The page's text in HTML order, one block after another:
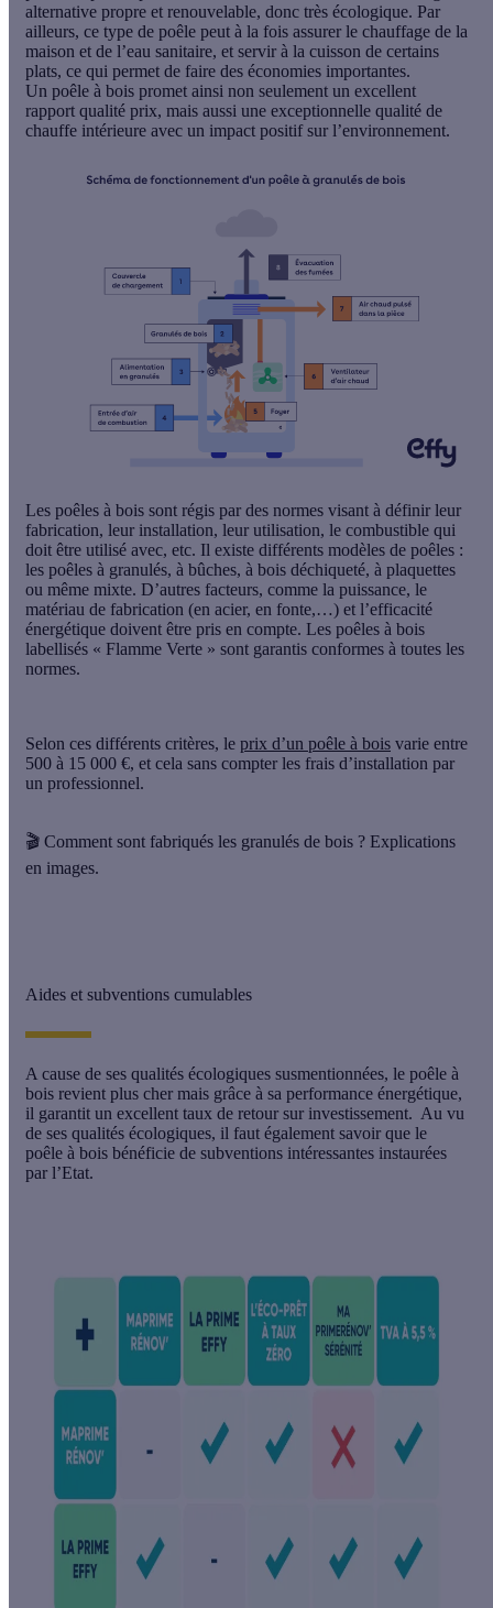
alternative propre et renouvelable, donc très écologique. Par
ailleurs, ce type de poêle peut à la fois assurer le chauffage de la
maison et de l’eau sanitaire, et servir à la cuisson de certains
plats, ce qui permet de faire des économies importantes.
Un poêle à bois promet ainsi non seulement un excellent
rapport qualité prix, mais aussi une exceptionnelle qualité de
chauffe intérieure avec un impact positif sur l’environnement.
Les poêles à bois sont régis par des normes visant à définir leur
fabrication, leur installation, leur utilisation, le combustible qui
doit être utilisé avec, etc. Il existe différents modèles de poêles :
les poêles à granulés, à bûches, à bois déchiqueté, à plaquettes
ou même mixte. D’autres facteurs, comme la puissance, le
matériau de fabrication (en acier, en fonte,…) et l’efficacité
énergétique doivent être pris en compte. Les poêles à bois
labellisés « Flamme Verte » sont garantis conformes à toutes les
normes.
Selon ces différents critères, le prix d’un poêle à bois varie entre
500 à 15 000 €, et cela sans compter les frais d’installation par
un professionnel.
🎬 Comment sont fabriqués les granulés de bois ? Explications
en images.
Aides et subventions cumulables
A cause de ses qualités écologiques susmentionnées, le poêle à
bois revient plus cher mais grâce à sa performance énergétique,
il garantit un excellent taux de retour sur investissement. Au vu
de ses qualités écologiques, il faut également savoir que le
poêle à bois bénéficie de subventions intéressantes instaurées
par l’Etat.